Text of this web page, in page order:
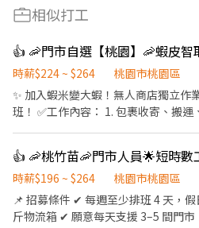
相似打工
時薪$224 ~ $264
桃園市桃園區
✨ 加入蝦米變大蝦！無人商店獨立作
班！ ✅工作內容： 1. 包裹收寄、搬
門市支援 🌙🌙夜班說明🌙🌙 工作型
跑點距離約16km內 需可配合(早班/晚
有機車&駕照🔔 ⸻ ✅工作時間： 🔹
12:30、08:00-13:00、08:30-13:30
時薪$196 ~ $264
桃園市桃園區
📌 招募條件 ✔ 每週至少排班 4 天，
斤物流箱 ✔ 願意每天支援 3–5 間門